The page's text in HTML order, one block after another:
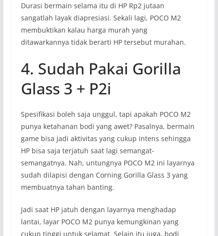
Durasi bermain selama itu di HP Rp2 jutaan
sangatlah layak diapresiasi. Sekali lagi, POCO M2
membuktikan kalau harga murah yang
ditawarkannya tidak berarti HP tersebut murahan.
4. Sudah Pakai Gorilla
Glass 3 + P2i
Spesifikasi boleh saja unggul, tapi apakah POCO M2
punya ketahanan bodi yang awet? Pasalnya, bermain
game bisa jadi aktivitas yang cukup intens sehingga
HP bisa saja terjatuh saat lagi semangat-
semangatnya. Nah, untungnya POCO M2 ini layarnya
sudah dilapisi dengan Corning Gorilla Glass 3 yang
membuatnya tahan banting.
Jadi saat HP jatuh dengan layarnya menghadap
lantai, layar POCO M2 punya kemungkinan yang
cukup tinggi untuk selamat. Selain itu juga, bodi